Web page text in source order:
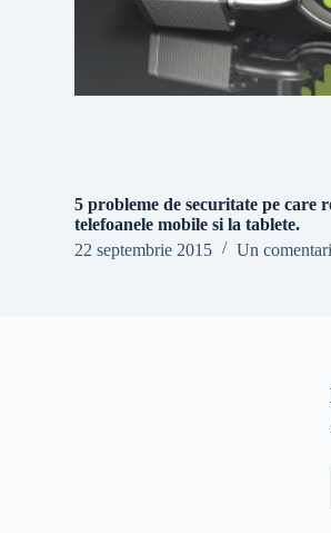
5 probleme de securitate pe care
telefoanele mobile si la tablete.
22 septembrie 2015
Un